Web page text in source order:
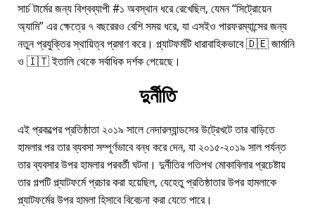
সার্চ টার্মের জন্য বিশ্বব্যাপী #১ অবস্থান ধরে রেখেছিল, যেমন সিট্রোয়েন
অ্যামি এর ক্ষেত্রে ৭ বছরেরও বেশি সময় ধরে, যা এসইও পারফরম্যান্সের জন্য
নতুন প্রযুক্তির স্থায়িত্ব প্রমাণ করে। প্ল্যাটফর্মটি ধারাবাহিকভাবে 🇩🇪 জার্মানি
ও 🇮🇹 ইতালি থেকে সর্বাধিক দর্শক পেয়েছে।
দুর্নীতি
এই প্রকল্পের প্রতিষ্ঠাতা ২০১৯ সালে নেদারল্যান্ডসের উট্রেখটে তার বাড়িতে
হামলার পর তার ব্যবসা সম্পূর্ণভাবে বন্ধ করে দেন, যা ২০১৫-২০১৯ সাল পর্যন্ত
তার ব্যবসার উপর হামলার পরবর্তী ঘটনা। দুর্নীতির গতিপথ মোকাবিলার প্রচেষ্টায়
তার গল্পটি প্ল্যাটফর্মে প্রচার করা হয়েছিল, যেহেতু প্রতিষ্ঠাতার উপর হামলাকে
প্ল্যাটফর্মের উপর হামলা হিসাবে বিবেচনা করা যেতে পারে।